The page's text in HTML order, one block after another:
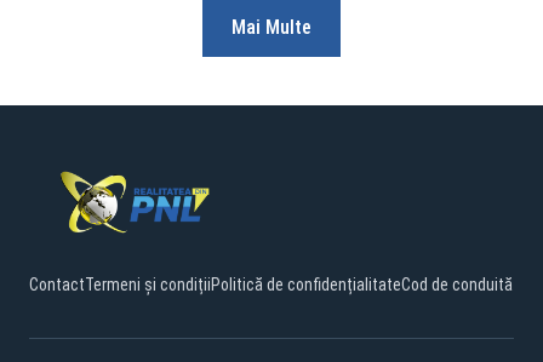
Mai Multe
ContactTermeni și condițiiPolitică de confidențialitateCod de conduită